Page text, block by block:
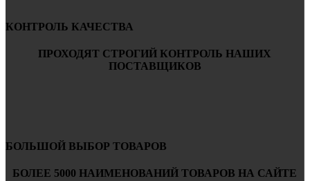
КОНТРОЛЬ КАЧЕСТВА
ПРОХОДЯТ СТРОГИЙ КОНТРОЛЬ НАШИХ
ПОСТАВЩИКОВ
БОЛЬШОЙ ВЫБОР ТОВАРОВ
БОЛЕЕ 5000 НАИМЕНОВАНИЙ ТОВАРОВ НА САЙТЕ